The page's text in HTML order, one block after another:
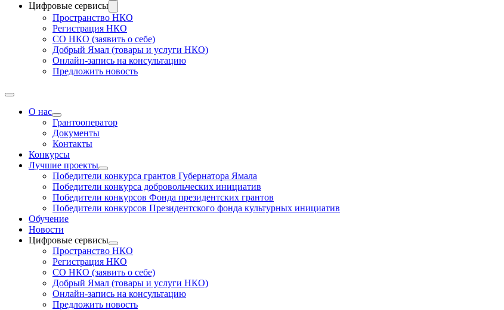
Цифровые сервисы
Пространство НКО
Регистрация НКО
СО НКО (заявить о себе)
Добрый Ямал (товары и услуги НКО)
Онлайн-запись на консультацию
Предложить новость
О нас
Грантооператор
Документы
Контакты
Конкурсы
Лучшие проекты
Победители конкурса грантов Губернатора Ямала
Победители конкурса добровольческих инициатив
Победители конкурсов Фонда президентских грантов
Победители конкурсов Президентского фонда культурных инициатив
Обучение
Новости
Цифровые сервисы
Пространство НКО
Регистрация НКО
СО НКО (заявить о себе)
Добрый Ямал (товары и услуги НКО)
Онлайн-запись на консультацию
Предложить новость